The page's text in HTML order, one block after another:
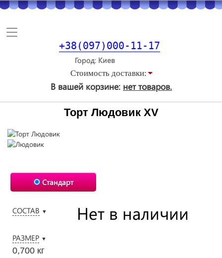
Toggle
+38(097)000-11-17
Город
Стоимость доставки:
В вашей корзине: нет товаров.
Торт Людовик XV
Стандарт
СОСТАВ ▼
РАЗМЕР ▼
0,700 кг
Нет в наличии